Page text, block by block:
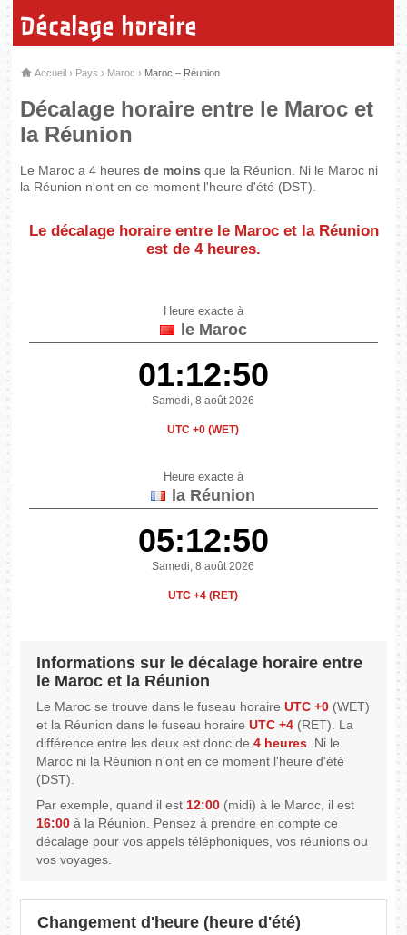
Décalage horaire
Accueil › Pays › Maroc › Maroc – Réunion
Décalage horaire entre le Maroc et
la Réunion
Le Maroc a 4 heuresde moins que la Réunion. Ni le Maroc ni
la Réunion n'ont en ce moment l'heure d'été (DST).
Le décalage horaire entre le Maroc et la Réunion
est de 4 heures.
Heure exacte à
le Maroc
01:12:50
Samedi, 8 août 2026
UTC +0 (WET)
Heure exacte à
la Réunion
05:12:50
Samedi, 8 août 2026
UTC +4 (RET)
Informations sur le décalage horaire entre
le Maroc et la Réunion
Le Maroc se trouve dans le fuseau horaireUTC +0 (WET)
et la Réunion dans le fuseau horaireUTC +4 (RET). La
différence entre les deux est donc de4 heures. Ni le
Maroc ni la Réunion n'ont en ce moment l'heure d'été
(DST).
Par exemple, quand il est12:00 (midi) à le Maroc, il est
16:00 à la Réunion. Pensez à prendre en compte ce
décalage pour vos appels téléphoniques, vos réunions ou
vos voyages.
Changement d'heure (heure d'été)